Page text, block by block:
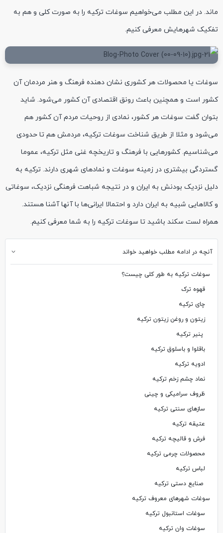
ماند. در این مطلب می‌خواهیم سوغات ترکیه را به صورت کلی و هم به
تفکیک شهرهایش معرفی کنیم.
سوغات یا محصولات هر کشوری نشان دهنده‌ فرهنگ و هنر مردمان آن
کشور است و همچنین باعث رونق اقتصادی آن کشور می‌شود. شاید
بتوان گفت سوغات هر کشور، نمادی از روحیات مردم آن کشور هم
می‌شود و مثلا از طریق شناخت سوغات ترکیه، مردمش هم تا حدودی
می‌شناسیم. کشورهایی با فرهنگ و تاریخچه غنی مثل ترکیه، عموما
گستردگی بیشتری در زمینه سوغات و نمادهای شهری دارند. ترکیه به
دلیل نزدیک بودنش به ایران و در نتیجه شباهت فرهنگی نزدیک، سوغاتی
و کالاهایی شبیه به ایران دارد و احتمالا ایرانی‌ها با آنها آشنا هستند.
همراه لست سکند باشید تا سوغات ترکیه را به شما معرفی کنیم.
آنچه در ادامه مطلب خواهید خواند
سوغات ترکیه به طور کلی چیست؟
قهوه ترک
چای ترکیه
زیتون و روغن زیتون ترکیه
پنیر ترکیه
باقلوا و باسلوق ترکیه
ادویه ترکیه
نماد چشم زخم ترکیه
ظروف سرامیکی و چینی
سازهای سنتی ترکیه
عتیقه ترکیه
فرش و قالیچه ترکیه
محصولات چرمی ترکیه
لباس ترکیه
صنایع دستی ترکیه
سوغات شهرهای معروف ترکیه
سوغات استانبول ترکیه
سوغات وان ترکیه